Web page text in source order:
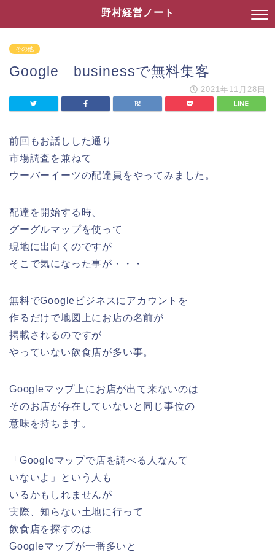
野村経営ノート
その他
Google businessで無料集客
2021年11月28日
前回もお話しした通り
市場調査を兼ねて
ウーバーイーツの配達員をやってみました。
配達を開始する時、
グーグルマップを使って
現地に出向くのですが
そこで気になった事が・・・
無料でGoogleビジネスにアカウントを
作るだけで地図上にお店の名前が
掲載されるのですが
やっていない飲食店が多い事。
Googleマップ上にお店が出て来ないのは
そのお店が存在していないと同じ事位の
意味を持ちます。
「Googleマップで店を調べる人なんて
いないよ」という人も
いるかもしれませんが
実際、知らない土地に行って
飲食店を探すのは
Googleマップが一番多いと